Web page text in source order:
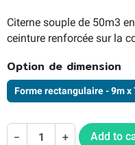
Citerne souple de 50m3
ceinture renforcée sur la
Option de dimension
Forme rectangulaire - 9m x
− + Add to